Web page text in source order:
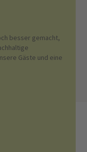
besser gemacht,
Gäste und eine